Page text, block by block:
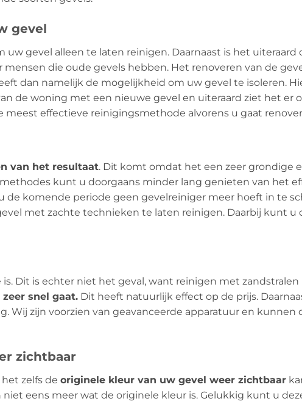
gevel
uw gevel alleen te laten reinigen. Daarnaast is het
mensen die oude gevels hebben. Het renoveren van de
dan namelijk de mogelijkheid om uw gevel te isoleren.
de woning met een nieuwe gevel en uiteraard ziet het er
meest effectieve reinigingsmethode alvorens u gaat
van het resultaat. Dit komt omdat het een zeer grondige
kunt u doorgaans minder lang genieten van het
de komende periode geen gevelreiniger meer hoeft in te
met zachte technieken te laten reinigen. Daarbij kunt u
Dit is echter niet het geval, want reinigen met zandstralen
snel gaat. Dit heeft natuurlijk effect op de prijs.
Wij zijn voorzien van geavanceerde apparatuur en kunnen
zichtbaar
zelfs de originele kleur van uw gevel weer zichtbaar
eens meer wat de originele kleur is. Gelukkig kunt u